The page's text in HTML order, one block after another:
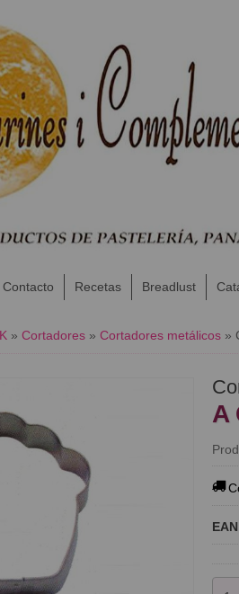
Contacto Recetas Breadlust
» Cortadores» Cortadores metálicos»
A